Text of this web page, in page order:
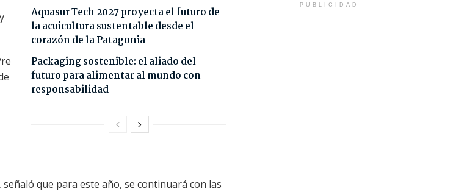
Aquasur Tech 2027 proyecta el futuro de
la acuicultura sustentable desde el
corazón de la Patagonia
Packaging sostenible: el aliado del
futuro para alimentar al mundo con
responsabilidad
que para este año, se continuará con las
PUBLICIDAD